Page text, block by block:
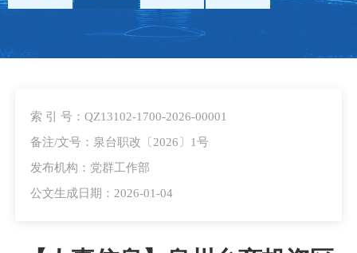
索 引 号：QZ13102-1700-2026-00001
备注/文号：泉台职改〔2026〕1号
发布机构：党群工作部
公文生成日期：2026-01-04